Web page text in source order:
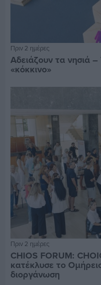
Πριν 2 ημέρες
Αδειάζουν τα νησιά
«κόκκινο»
Πριν 2 ημέρες
CHIOS FORUM:
κατέκλυσε το
διοργάνωση